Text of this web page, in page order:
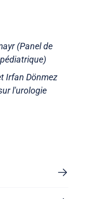
(Panel de
Irfan Dönmez
l'urologie